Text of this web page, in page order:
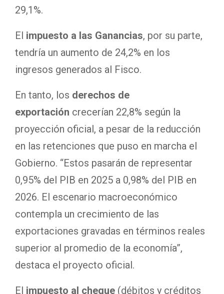
29,1%.
El impuesto a las Ganancias, por su parte,
tendría un aumento de 24,2% en los
ingresos generados al Fisco.
En tanto, los derechos de
exportación crecerían 22,8% según la
proyección oficial, a pesar de la reducción
en las retenciones que puso en marcha el
Gobierno. “Estos pasarán de representar
0,95% del PIB en 2025 a 0,98% del PIB en
2026. El escenario macroeconómico
contempla un crecimiento de las
exportaciones gravadas en términos reales
superior al promedio de la economía”,
destaca el proyecto oficial.
El impuesto al cheque (débitos y créditos